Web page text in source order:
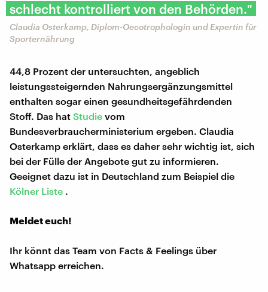
schlecht kontrolliert von den Behörden."
Claudia Osterkamp, Diplom-Oecotrophologin und Expertin für
Sporternährung
44,8 Prozent der untersuchten, angeblich
leistungssteigernden Nahrungsergänzungsmittel
enthalten sogar einen gesundheitsgefährdenden
Stoff. Das hat Studie vom
Bundesverbraucherministerium ergeben. Claudia
Osterkamp erklärt, dass es daher sehr wichtig ist, sich
bei der Fülle der Angebote gut zu informieren.
Geeignet dazu ist in Deutschland zum Beispiel die
Kölner Liste .
Meldet euch!
Ihr könnt das Team von Facts & Feelings über
Whatsapp erreichen.